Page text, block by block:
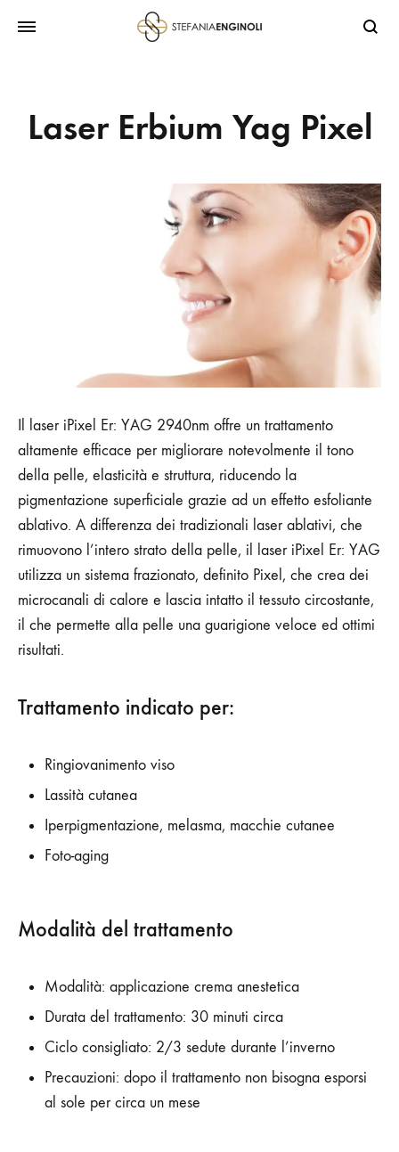
Laser Erbium Yag Pixel
Il laser iPixel Er: YAG 2940nm offre un trattamento
altamente efficace per migliorare notevolmente il tono
della pelle, elasticità e struttura, riducendo la
pigmentazione superficiale grazie ad un effetto esfoliante
ablativo. A differenza dei tradizionali laser ablativi, che
rimuovono l’intero strato della pelle, il laser iPixel Er: YAG
utilizza un sistema frazionato, definito Pixel, che crea dei
microcanali di calore e lascia intatto il tessuto circostante,
il che permette alla pelle una guarigione veloce ed ottimi
risultati.
Trattamento indicato per:
Ringiovanimento viso
Lassità cutanea
Iperpigmentazione, melasma, macchie cutanee
Foto-aging
Modalità del trattamento
Modalità: applicazione crema anestetica
Durata del trattamento: 30 minuti circa
Ciclo consigliato: 2/3 sedute durante l’inverno
Precauzioni: dopo il trattamento non bisogna esporsi
al sole per circa un mese